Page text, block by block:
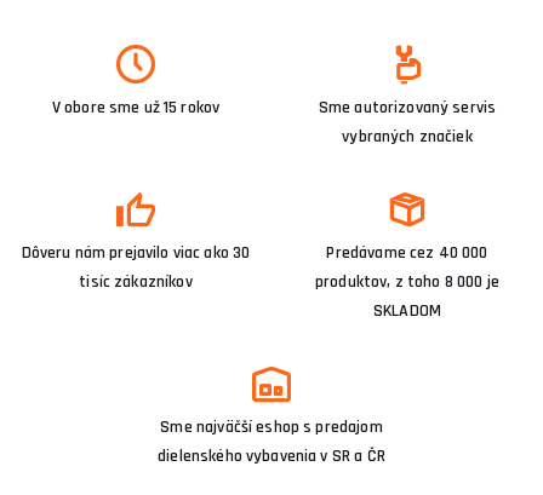
V obore sme už 15 rokov
Sme autorizovaný servis
vybraných značiek
Dôveru nám prejavilo viac ako 30
tisíc zákazníkov
Predávame cez 40 000
produktov, z toho 8 000 je
SKLADOM
Sme najväčší eshop s predajom
dielenského vybavenia v SR a ČR